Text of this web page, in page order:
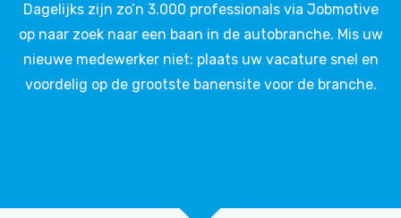
Dagelijks zijn zo’n 3.000 professionals via Jobmotive
op naar zoek naar een baan in de autobranche. Mis uw
nieuwe medewerker niet: plaats uw vacature snel en
voordelig op de grootste banensite voor de branche.